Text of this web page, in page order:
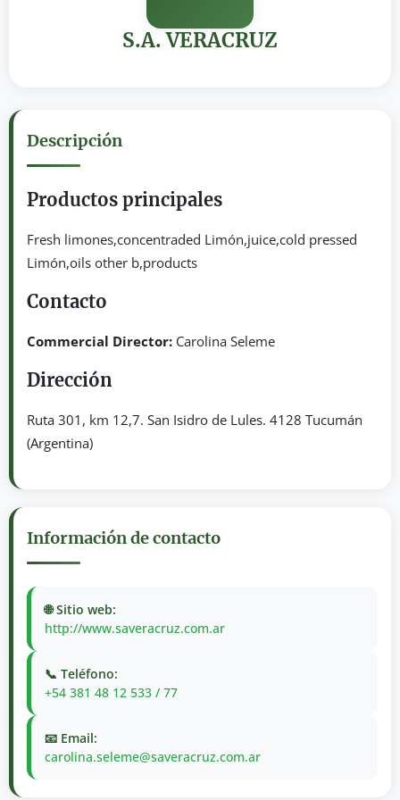
S.A. VERACRUZ
Descripción
Productos principales
Fresh limones,concentraded Limón,juice,cold pressed
Limón,oils other b,products
Contacto
Commercial Director: Carolina Seleme
Dirección
Ruta 301, km 12,7. San Isidro de Lules. 4128 Tucumán
(Argentina)
Información de contacto
🌐 Sitio web:
http://www.saveracruz.com.ar
📞 Teléfono:
+54 381 48 12 533 / 77
📧 Email:
carolina.seleme@saveracruz.com.ar